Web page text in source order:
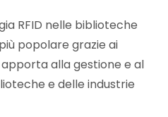
RFID nelle biblioteche
popolare grazie ai
alla gestione e al
e delle industrie